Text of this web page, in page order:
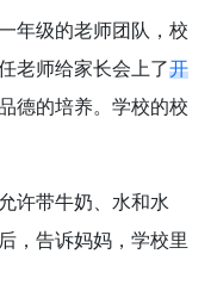
年级的老师团队，校
老师给家长会上了开
德的培养。学校的校
许带牛奶、水和水
，告诉妈妈，学校里